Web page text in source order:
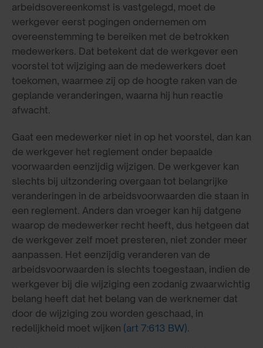
arbeidsovereenkomst is vastgelegd, moet de
werkgever eerst pogingen ondernemen om
overeenstemming te bereiken met de betrokken
medewerkers. Dat betekent dat de werkgever een
voorstel tot wijziging aan de medewerkers doet
toekomen, waarmee zij op de hoogte raken van de
geplande veranderingen, waarna hij hun reactie
afwacht.
Gaat een medewerker niet in op het voorstel, dan kan
de werkgever het reglement onder bepaalde
voorwaarden eenzijdig wijzigen. De werkgever kan
slechts bij uitzondering overgaan tot belangrijke
veranderingen in de arbeidsvoorwaarden die staan in
een reglement. Anders dan vroeger kan hij datgene
waarop de medewerker recht heeft, dus hetgeen dat
de werkgever zelf moet presteren, niet zonder meer
aanpassen. Het eenzijdig veranderen van de
arbeidsvoorwaarden is slechts toegestaan, indien de
werkgever bij die wijziging een zodanig zwaarwichtig
belang heeft dat het belang van de werknemer dat
door de wijziging zou worden geschaad, in
redelijkheid moet wijken (art 7:613 BW).